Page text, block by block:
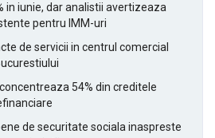
in iunie, dar analistii avertizeaza
pentru IMM-uri
de servicii in centrul comercial
54% din creditele
de securitate sociala inaspreste